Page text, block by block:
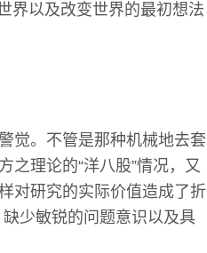
界以及改变世界的最初想法
觉。不管是那种机械地去套
之理论的“洋八股”情况，又
对研究的实际价值造成了折
少敏锐的问题意识以及具